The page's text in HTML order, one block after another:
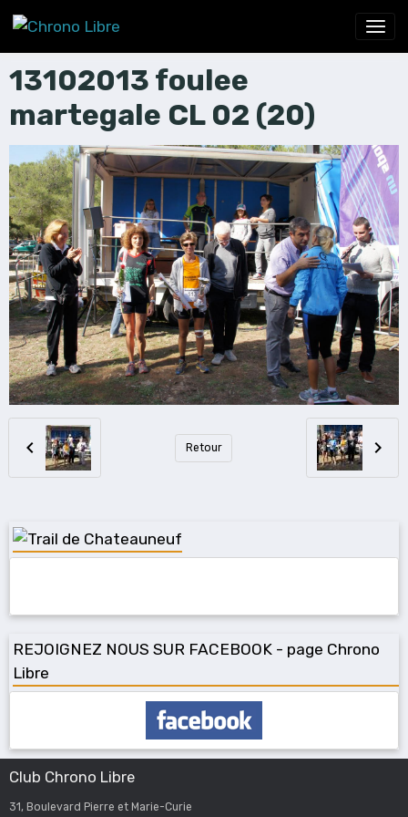
13102013 foulee
martegale CL 02 (20)
Retour
REJOIGNEZ NOUS SUR FACEBOOK - page Chrono
Libre
Club Chrono Libre
31, Boulevard Pierre et Marie-Curie